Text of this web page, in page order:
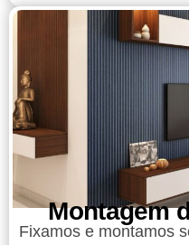
Montagem
Fixamos e montamos